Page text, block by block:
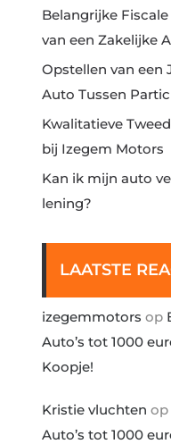
Belangrijke
van een Zakelijke
Opstellen van een
Auto Tussen
Kwalitatieve
bij Izegem Motors
Kan ik mijn auto
lening?
LAATSTE
izegemmotors op
Auto’s tot 1000
Koopje!
Kristie vluchten op
Auto’s tot 1000